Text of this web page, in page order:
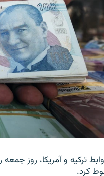
ترکیه و آمریکا، روز